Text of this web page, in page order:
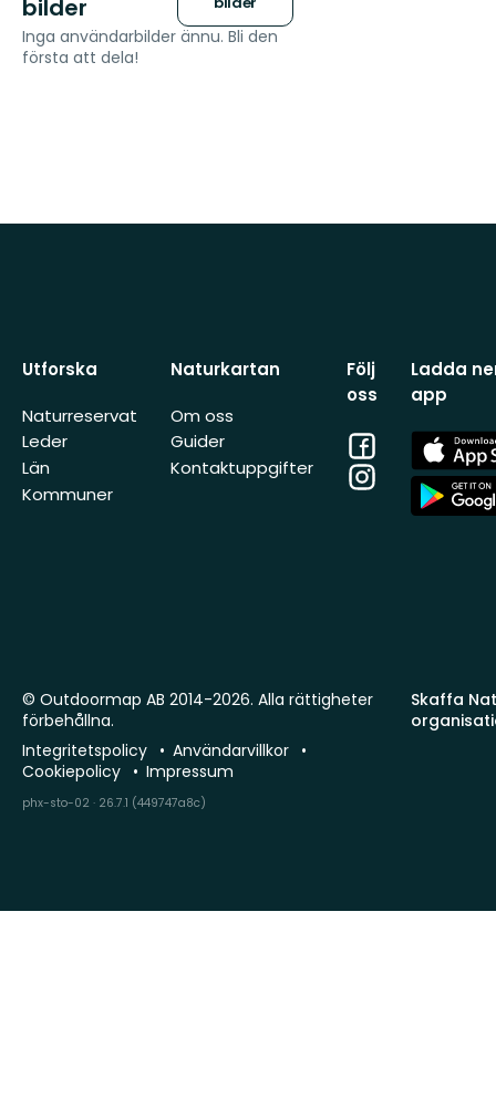
bilder
Inga användarbilder ännu. Bli den
första att dela!
Utforska
Naturreservat
Leder
Län
Kommuner
Naturkartan
Om oss
Guider
Kontaktuppgifter
Följ
oss
Facebook
Instagram
Ladda
app
App
Store
App
Store
Skaffa
© Outdoormap AB 2014-2026. Alla rättigheter
förbehållna.
Integritetspolicy
Användarvillkor
Cookiepolicy
Impressum
phx-sto-02 · 26.7.1 (449747a8c)